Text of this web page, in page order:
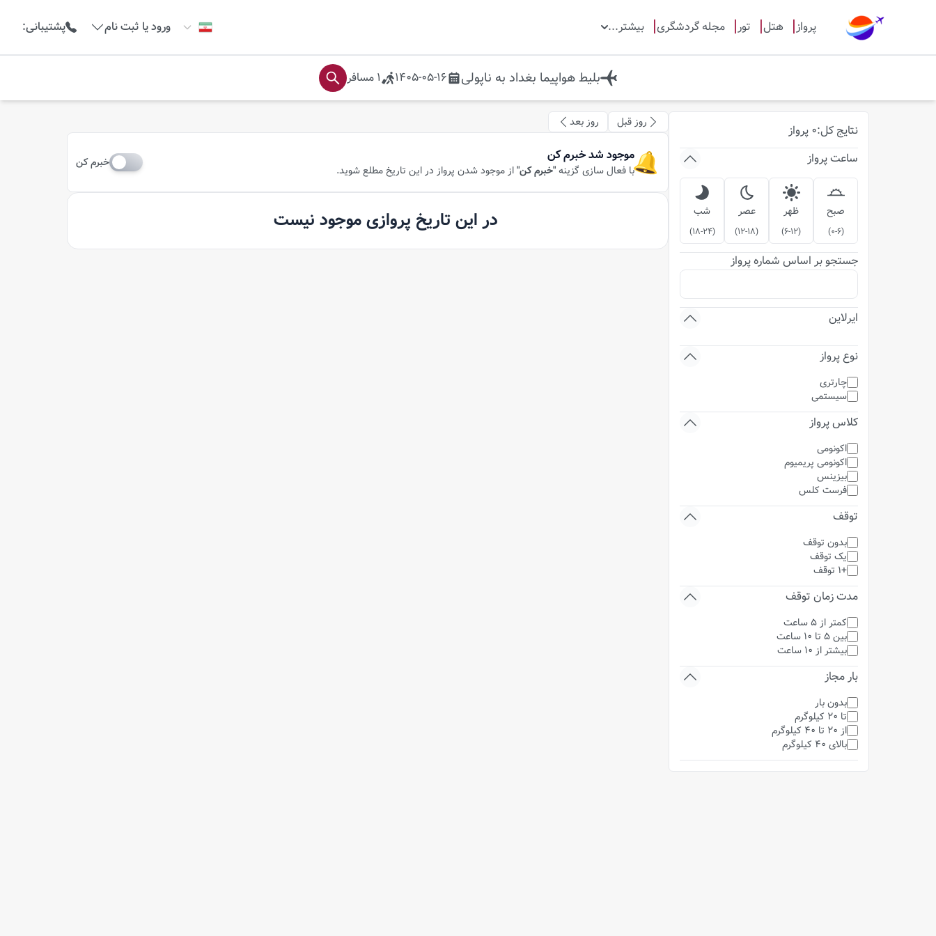
پرواز هتل تور مجله گردشگری بیشتر... ورود یا ثبت نام پشتیبانی:
بلیط هواپیما بغداد به ناپولی 1405-05-16
1 مسافر
نتایج کل:
0 پرواز
ساعت پرواز
صبح
(
0-6
)
ظهر
(
6-12
)
عصر
(
12-18
)
شب
(
18-24
)
جستجو بر اساس شماره پرواز
ایرلاین
نوع پرواز
چارتری
سیستمی
کلاس پرواز
اکونومی
اکونومی پریمیوم
بیزینس
فرست کلس
توقف
بدون توقف
یک توقف
+1 توقف
مدت زمان توقف
کمتر از 5 ساعت
بین 5 تا 10 ساعت
بیشتر از 10 ساعت
بار مجاز
بدون بار
تا 20 کیلوگرم
از 20 تا 40 کیلوگرم
بالای 40 کیلوگرم
روز قبل روز بعد
موجود شد خبرم کن
با فعال سازی گزینه"خبرم کن"از موجود شدن پرواز در این تاریخ مطلع شوید.
خبرم کن
در این تاریخ پروازی موجود نیست